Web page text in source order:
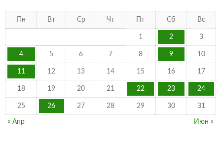
Пн Вт Ср Чт Пт Сб Вс
1 2 3
4 5 6 7 8 9 10
11 12 13 14 15 16 17
18 19 20 21 22 23 24
25 26 27 28 29 30 31
« Апр Июн »